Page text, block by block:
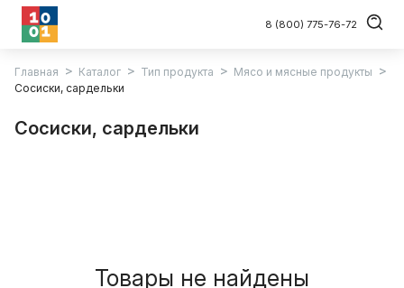
8 (800) 775-76-72
Главная Каталог Тип продукта
Мясо и мясные продукты
Сосиски, сардельки
Сосиски, сардельки
Товары не найдены